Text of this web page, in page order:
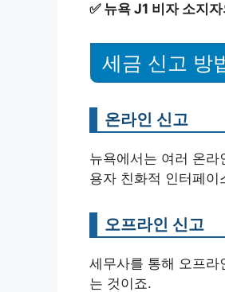
✅ 뉴욕 J1 비자 소지
세금 신고 방
온라인 신고
뉴욕에서는 여러 온
용자 친화적 인터페
오프라인 신고
세무사를 통해 오프
는 것이죠.